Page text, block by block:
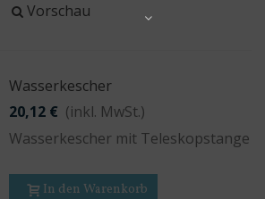
Vorschau
Wasserkescher
20,12 € (inkl. MwSt.)
Wasserkescher mit Teleskopstange
In den Warenkorb